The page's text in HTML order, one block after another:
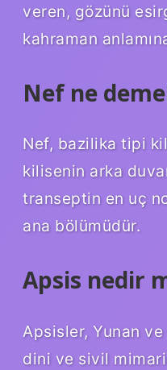
veren, gözünü
kahraman
Nef ne
Nef, bazilika tipi
kilisenin arka
transeptin en uç
ana bölümüdür.
Apsis nedir
Apsisler, Yunan
dini ve sivil